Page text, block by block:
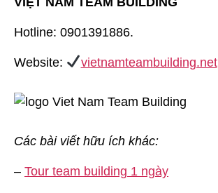
Hotline: 0901391886.
Website: vietnamteambuilding.net
Các bài viết hữu ích khác:
– Tour team building 1 ngày